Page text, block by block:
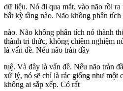
dữ liệu. Nó đi qua mắt, vào não rồi
bất kỳ tầng nào. Não không phân
nào. Não không phân tích nó thành
thành tri thức, không chiêm nghiệm
là vấn đề. Nếu não tràn đầy
tuệ. Và đây là vấn đề. Nếu não tràn
xử lý, nó sẽ chỉ là rác giống như một
không ai sắp xếp. Có rất